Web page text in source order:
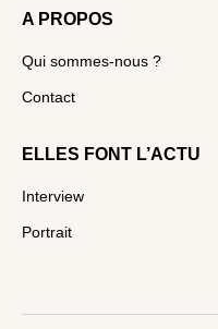
A PROPOS
Qui sommes-nous ?
Contact
ELLES FONT L’ACTU
Interview
Portrait